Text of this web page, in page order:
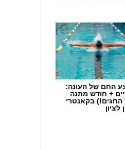
החם של העונה:
+ חודש מתנה
החגים!) בקאנטרי
לציון